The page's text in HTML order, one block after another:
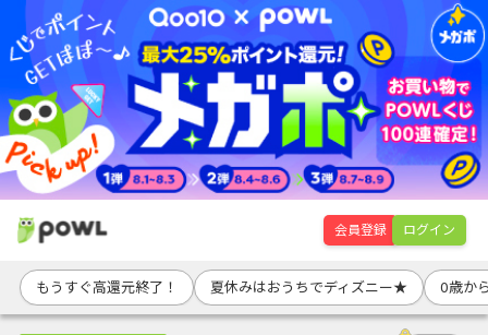
会員登録 ログイン
もうすぐ高還元終了！ 夏休みはおうちでディズニー★ 0歳か